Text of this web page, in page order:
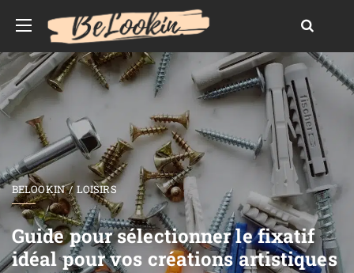
BELOOKIN LOISIRS
Guide pour sélectionner le fixatif
idéal pour vos créations artistiques